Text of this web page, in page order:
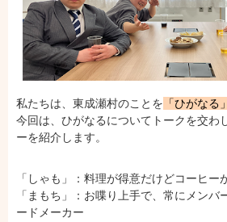
私たちは、東成瀬村のことを 「ひがなる」
今回は、ひがなるについてトークを交わ
ーを紹介します。
「しゃも」：料理が得意だけどコーヒ
「まもち」：お喋り上手で、常にメンバ
ードメーカー